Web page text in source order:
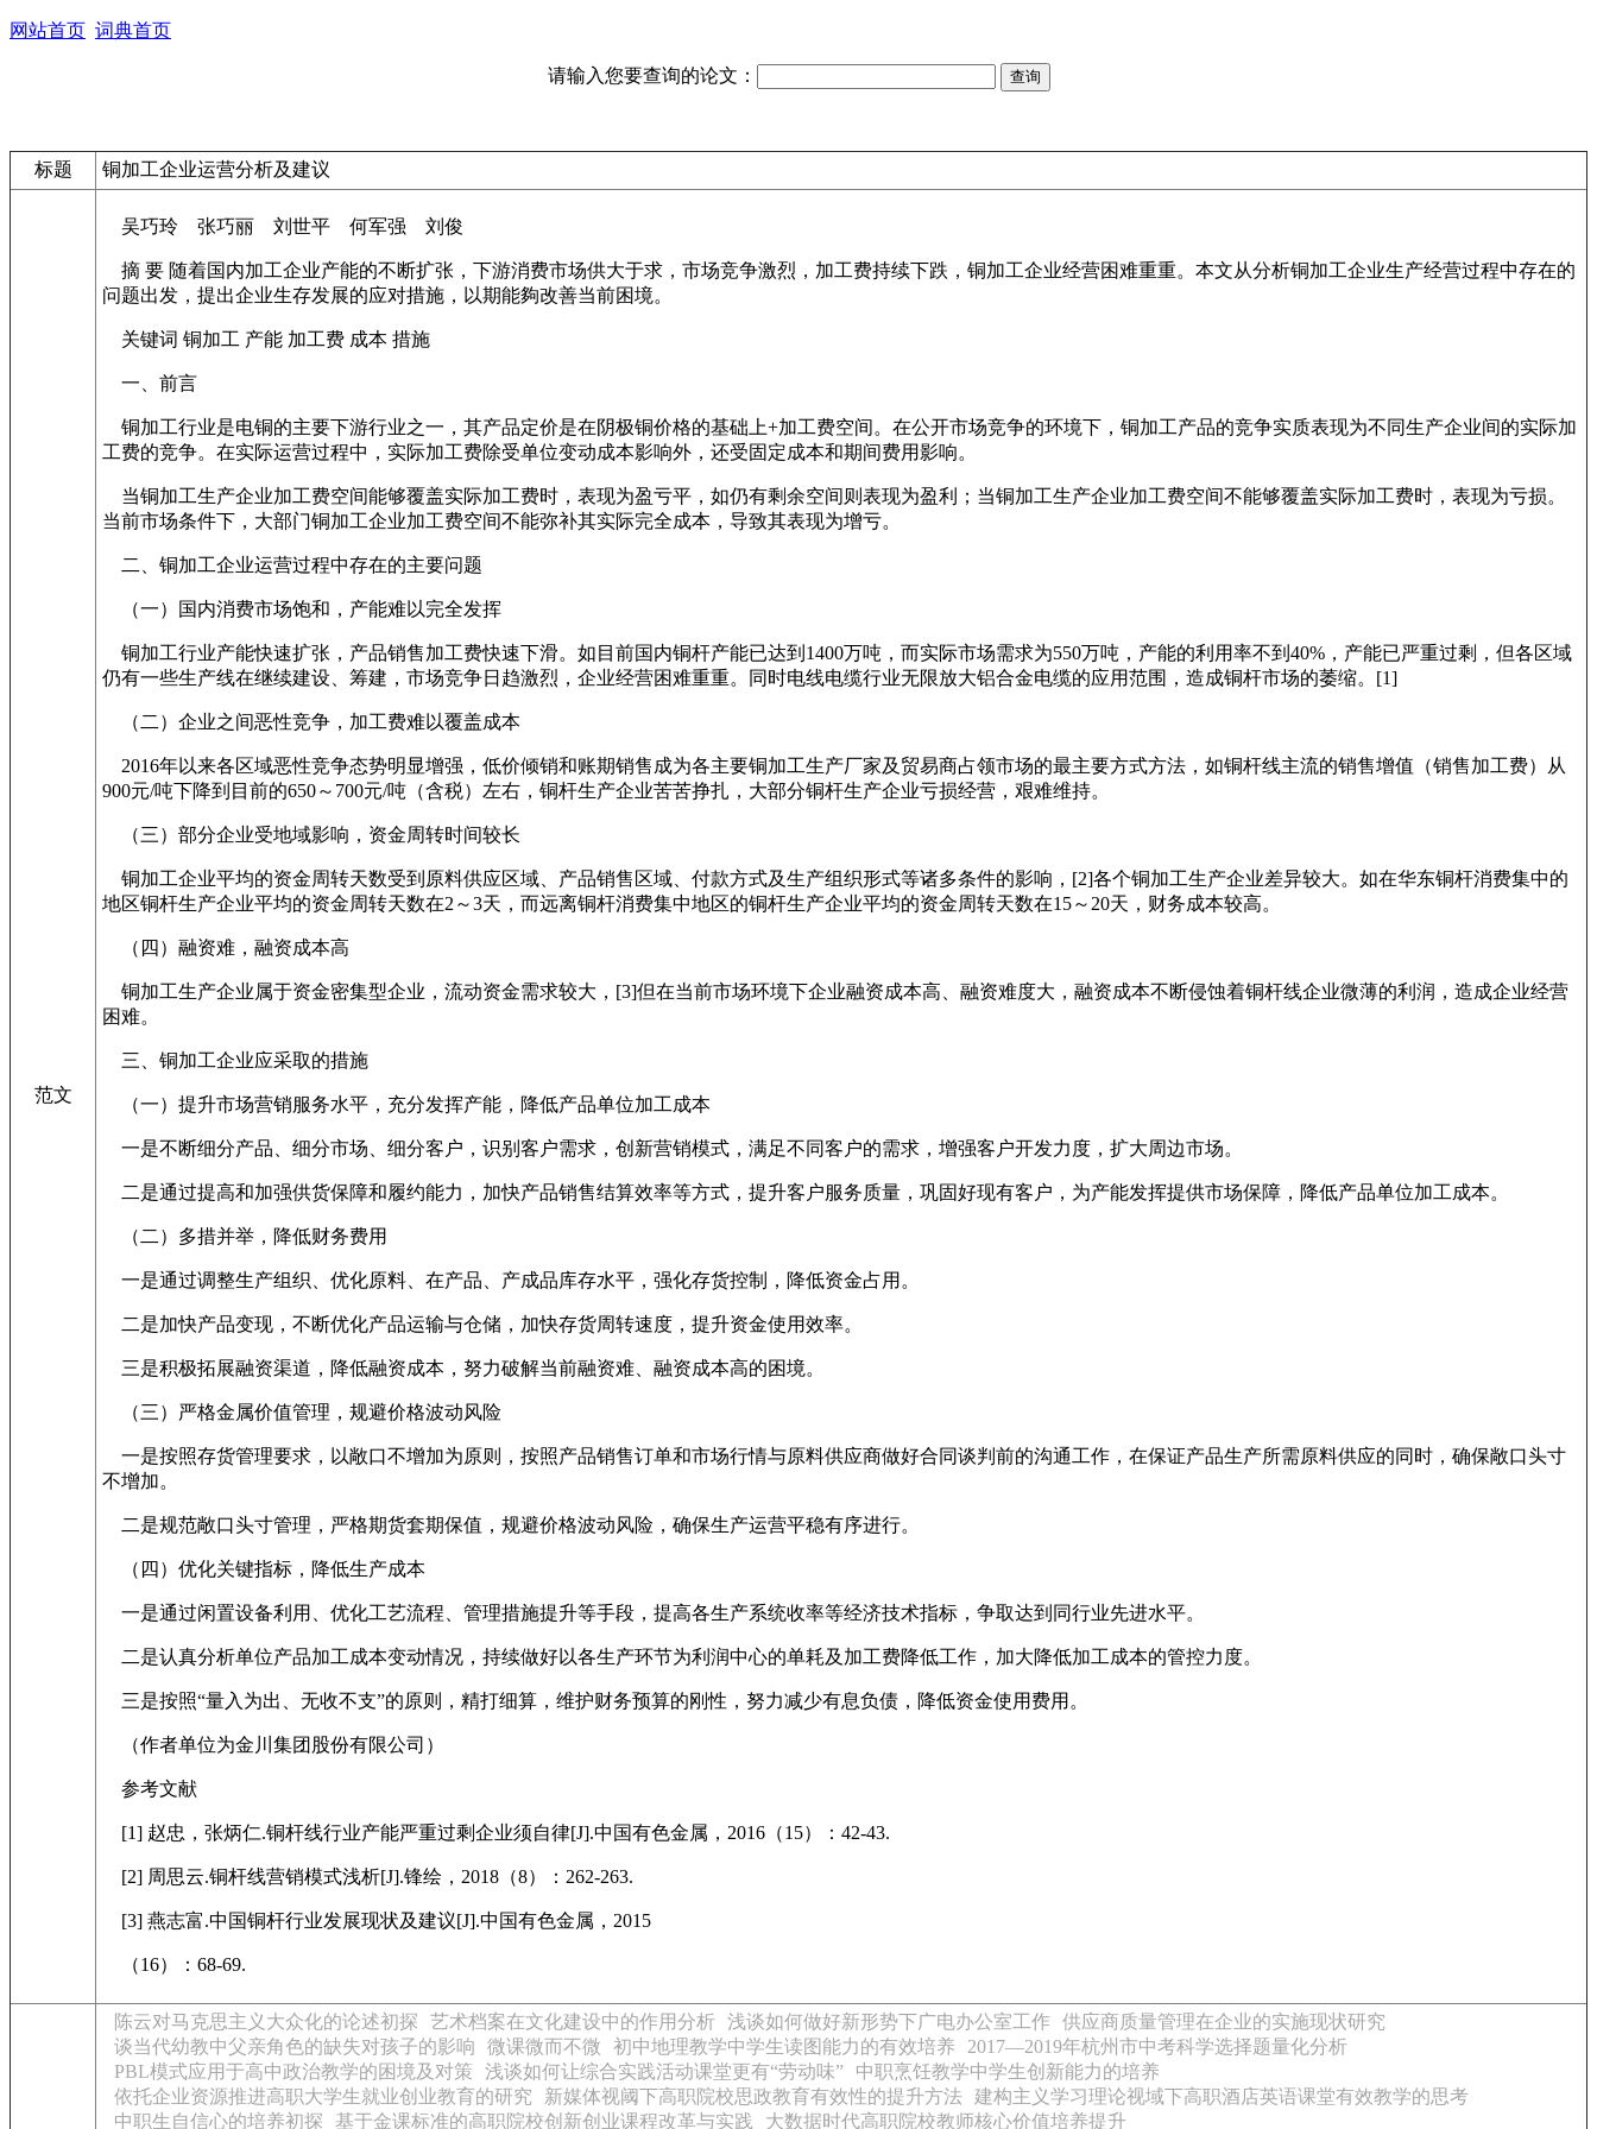
网站首页 词典首页
请输入您要查询的论文：
标题 铜加工企业运营分析及建议
范文
吴巧玲 张巧丽 刘世平 何军强 刘俊
摘 要 随着国内加工企业产能的不断扩张，下游消费市场供大于求，市场竞争激烈，加工费持续下跌，铜加工企业经营困难重重。本文从分析铜加工企业生产经营过程中存在的
问题出发，提出企业生存发展的应对措施，以期能夠改善当前困境。
关键词 铜加工 产能 加工费 成本 措施
一、前言
铜加工行业是电铜的主要下游行业之一，其产品定价是在阴极铜价格的基础上+加工费空间。在公开市场竞争的环境下，铜加工产品的竞争实质表现为不同生产企业间的实际加
工费的竞争。在实际运营过程中，实际加工费除受单位变动成本影响外，还受固定成本和期间费用影响。
当铜加工生产企业加工费空间能够覆盖实际加工费时，表现为盈亏平，如仍有剩余空间则表现为盈利；当铜加工生产企业加工费空间不能够覆盖实际加工费时，表现为亏损。
当前市场条件下，大部门铜加工企业加工费空间不能弥补其实际完全成本，导致其表现为增亏。
二、铜加工企业运营过程中存在的主要问题
（一）国内消费市场饱和，产能难以完全发挥
铜加工行业产能快速扩张，产品销售加工费快速下滑。如目前国内铜杆产能已达到1400万吨，而实际市场需求为550万吨，产能的利用率不到40%，产能已严重过剩，但各区域
仍有一些生产线在继续建设、筹建，市场竞争日趋激烈，企业经营困难重重。同时电线电缆行业无限放大铝合金电缆的应用范围，造成铜杆市场的萎缩。[1]
（二）企业之间恶性竞争，加工费难以覆盖成本
2016年以来各区域恶性竞争态势明显增强，低价倾销和账期销售成为各主要铜加工生产厂家及贸易商占领市场的最主要方式方法，如铜杆线主流的销售增值（销售加工费）从
900元/吨下降到目前的650～700元/吨（含税）左右，铜杆生产企业苦苦挣扎，大部分铜杆生产企业亏损经营，艰难维持。
（三）部分企业受地域影响，资金周转时间较长
铜加工企业平均的资金周转天数受到原料供应区域、产品销售区域、付款方式及生产组织形式等诸多条件的影响，[2]各个铜加工生产企业差异较大。如在华东铜杆消费集中的
地区铜杆生产企业平均的资金周转天数在2～3天，而远离铜杆消费集中地区的铜杆生产企业平均的资金周转天数在15～20天，财务成本较高。
（四）融资难，融资成本高
铜加工生产企业属于资金密集型企业，流动资金需求较大，[3]但在当前市场环境下企业融资成本高、融资难度大，融资成本不断侵蚀着铜杆线企业微薄的利润，造成企业经营
困难。
三、铜加工企业应采取的措施
（一）提升市场营销服务水平，充分发挥产能，降低产品单位加工成本
一是不断细分产品、细分市场、细分客户，识别客户需求，创新营销模式，满足不同客户的需求，增强客户开发力度，扩大周边市场。
二是通过提高和加强供货保障和履约能力，加快产品销售结算效率等方式，提升客户服务质量，巩固好现有客户，为产能发挥提供市场保障，降低产品单位加工成本。
（二）多措并举，降低财务费用
一是通过调整生产组织、优化原料、在产品、产成品库存水平，强化存货控制，降低资金占用。
二是加快产品变现，不断优化产品运输与仓储，加快存货周转速度，提升资金使用效率。
三是积极拓展融资渠道，降低融资成本，努力破解当前融资难、融资成本高的困境。
（三）严格金属价值管理，规避价格波动风险
一是按照存货管理要求，以敞口不增加为原则，按照产品销售订单和市场行情与原料供应商做好合同谈判前的沟通工作，在保证产品生产所需原料供应的同时，确保敞口头寸
不增加。
二是规范敞口头寸管理，严格期货套期保值，规避价格波动风险，确保生产运营平稳有序进行。
（四）优化关键指标，降低生产成本
一是通过闲置设备利用、优化工艺流程、管理措施提升等手段，提高各生产系统收率等经济技术指标，争取达到同行业先进水平。
二是认真分析单位产品加工成本变动情况，持续做好以各生产环节为利润中心的单耗及加工费降低工作，加大降低加工成本的管控力度。
三是按照“量入为出、无收不支”的原则，精打细算，维护财务预算的刚性，努力减少有息负债，降低资金使用费用。
（作者单位为金川集团股份有限公司）
参考文献
[1] 赵忠，张炳仁.铜杆线行业产能严重过剩企业须自律[J].中国有色金属，2016（15）：42-43.
[2] 周思云.铜杆线营销模式浅析[J].锋绘，2018（8）：262-263.
[3] 燕志富.中国铜杆行业发展现状及建议[J].中国有色金属，2015
（16）：68-69.
陈云对马克思主义大众化的论述初探 艺术档案在文化建设中的作用分析 浅谈如何做好新形势下广电办公室工作 供应商质量管理在企业的实施现状研究
谈当代幼教中父亲角色的缺失对孩子的影响
微课微而不微 初中地理教学中学生读图能力的有效培养
2017—2019年杭州市中考科学选择题量化分析
PBL模式应用于高中政治教学的困境及对策
浅谈如何让综合实践活动课堂更有“劳动味”
中职烹饪教学中学生创新能力的培养
依托企业资源推进高职大学生就业创业教育的研究
新媒体视阈下高职院校思政教育有效性的提升方法
建构主义学习理论视域下高职酒店英语课堂有效教学的思考
中职生自信心的培养初探
基于金课标准的高职院校创新创业课程改革与实践 大数据时代高职院校教师核心价值培养提升